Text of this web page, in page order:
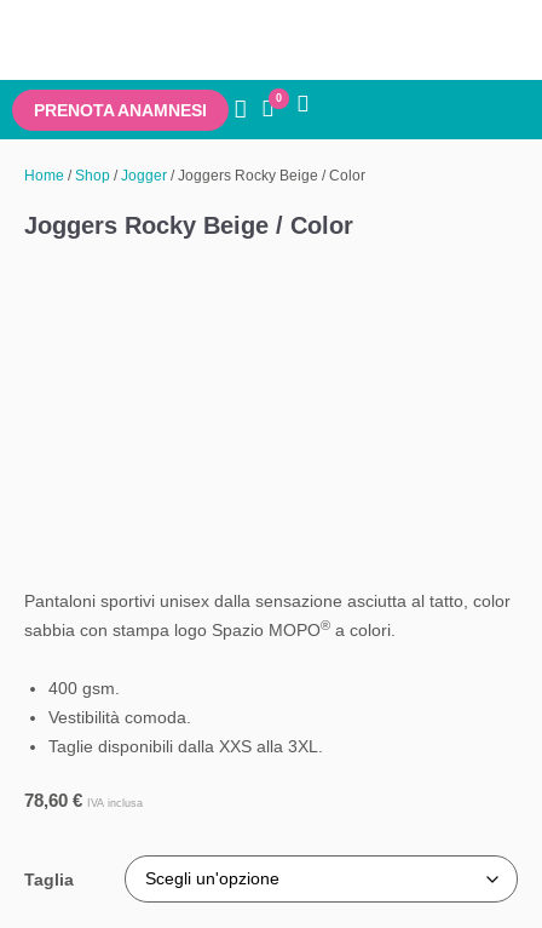
PRENOTA ANAMNESI
0
Home /Shop /Jogger / Joggers Rocky Beige / Color
Joggers Rocky Beige / Color
Pantaloni sportivi unisex dalla sensazione asciutta al tatto, color
sabbia con stampa logo Spazio MOPO® a colori.
400 gsm.
Vestibilità comoda.
Taglie disponibili dalla XXS alla 3XL.
78,60 € IVA inclusa
Taglia